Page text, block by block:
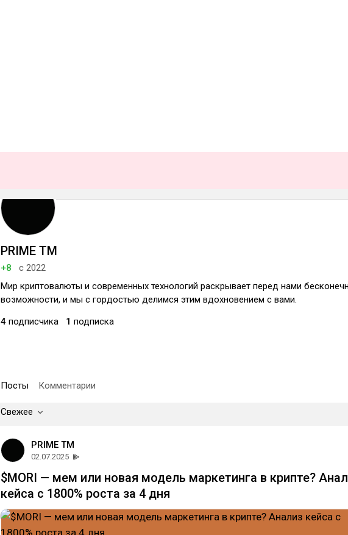
PRIME TM
+8
с 2022
Мир криптовалюты и современных технологий раскрывает перед нами
возможности, и мы с гордостью делимся этим вдохновением с вами.
4 подписчика 1 подписка
Посты Комментарии
Свежее
PRIME TM
02.07.2025
$MORI — мем или новая модель маркетинга в крипте?
кейса с 1800% роста за 4 дня